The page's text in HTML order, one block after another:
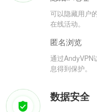
可以隐藏用户
在线活动。
匿名浏览
通过AndyVPN
息得到保护。
数据安全